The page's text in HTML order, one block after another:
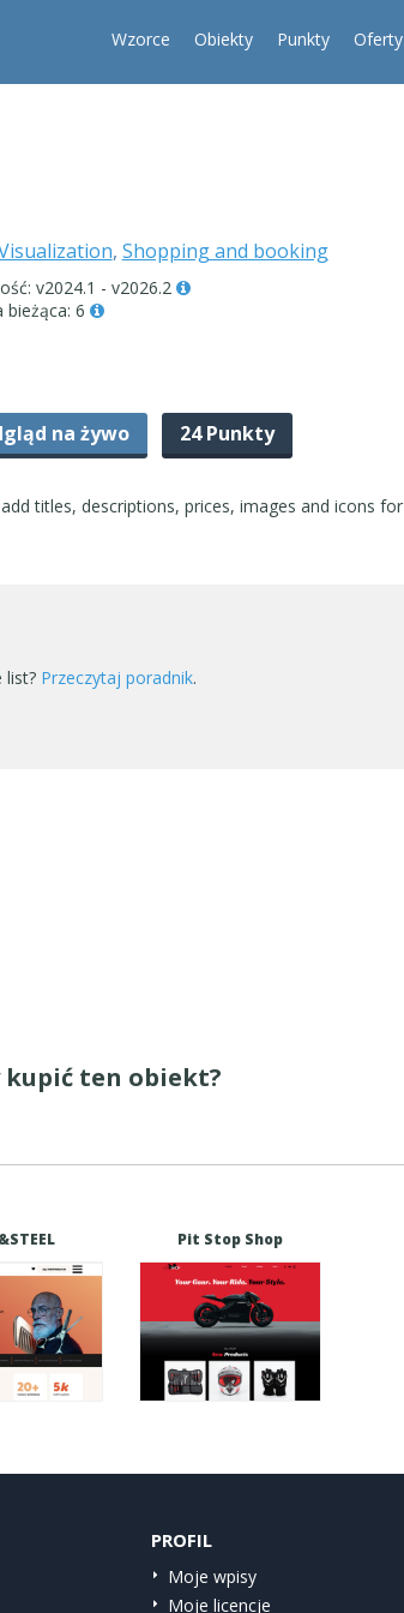
Wzorce Obiekty Punkty Oferty
, Shopping and booking
v2024.1 - v2026.2
bieżąca: 6
na żywo 24 Punkty
titles, descriptions, prices, images and icons for
list? Przeczytaj poradnik.
kupić ten obiekt?
Pit Stop Shop
PROFIL
Moje wpisy
Moje licencje